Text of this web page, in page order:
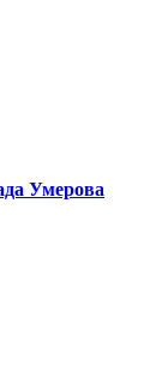
Умерова